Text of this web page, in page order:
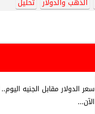
سعر الدولار مقابل الجنيه
الآن...